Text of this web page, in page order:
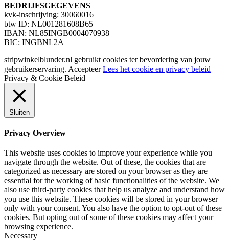
BEDRIJFSGEGEVENS
kvk-inschrijving: 30060016
btw ID: NL001281608B65
IBAN: NL85INGB0004070938
BIC: INGBNL2A
stripwinkelblunder.nl gebruikt cookies ter bevordering van jouw
gebruikerservaring. Accepteer Lees het cookie en privacy beleid
Privacy & Cookie Beleid
Sluiten
Privacy Overview
This website uses cookies to improve your experience while you
navigate through the website. Out of these, the cookies that are
categorized as necessary are stored on your browser as they are
essential for the working of basic functionalities of the website. We
also use third-party cookies that help us analyze and understand how
you use this website. These cookies will be stored in your browser
only with your consent. You also have the option to opt-out of these
cookies. But opting out of some of these cookies may affect your
browsing experience.
Necessary